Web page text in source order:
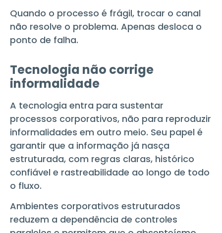
Quando o processo é frágil, trocar o canal
não resolve o problema. Apenas desloca o
ponto de falha.
Tecnologia não corrige
informalidade
A tecnologia entra para sustentar
processos corporativos, não para reproduzir
informalidades em outro meio. Seu papel é
garantir que a informação já nasça
estruturada, com regras claras, histórico
confiável e rastreabilidade ao longo de todo
o fluxo.
Ambientes corporativos estruturados
reduzem a dependência de controles